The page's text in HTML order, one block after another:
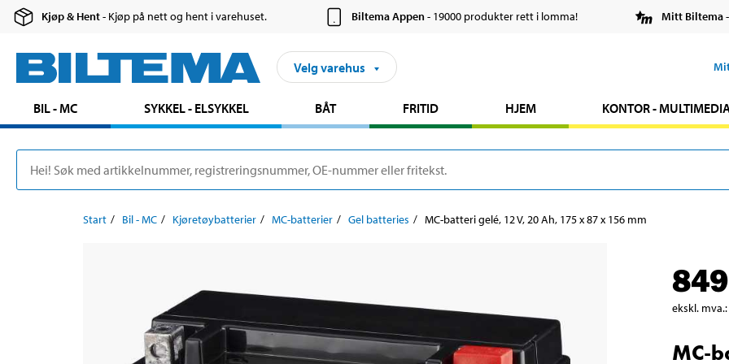
Kjøp & Hent- Kjøp på nett og hent i varehuset. Biltema Appen- 19000 produkter rett i lomma! Mitt Biltema
Velg varehus
BIL - MC SYKKEL - ELSYKKEL BÅT FRITID HJEM KONTOR -
Start Bil - MC Kjøretøybatterier MC-batterier Gel batteries MC-batteri gelé, 12 V, 20 Ah, 175 x 87 x 156 mm
849
ekskl. mva.:
MC-